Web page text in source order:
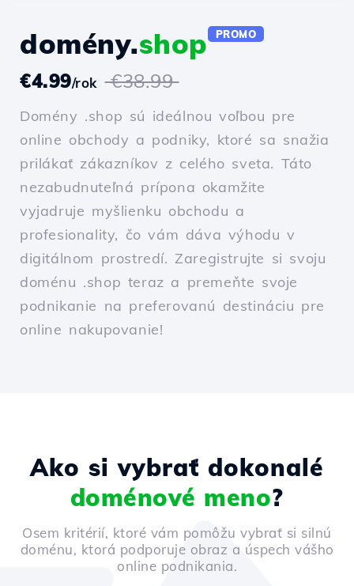
domény.shop PROMO
€4.99/rok €38.99
Domény .shop sú ideálnou voľbou pre
online obchody a podniky, ktoré sa snažia
prilákať zákazníkov z celého sveta. Táto
nezabudnuteľná prípona okamžite
vyjadruje myšlienku obchodu a
profesionality, čo vám dáva výhodu v
digitálnom prostredí. Zaregistrujte si svoju
doménu .shop teraz a premeňte svoje
podnikanie na preferovanú destináciu pre
online nakupovanie!
Ako si vybrať dokonalé
doménové meno?
Osem kritérií, ktoré vám pomôžu vybrať si silnú
doménu, ktorá podporuje obraz a úspech vášho
online podnikania.